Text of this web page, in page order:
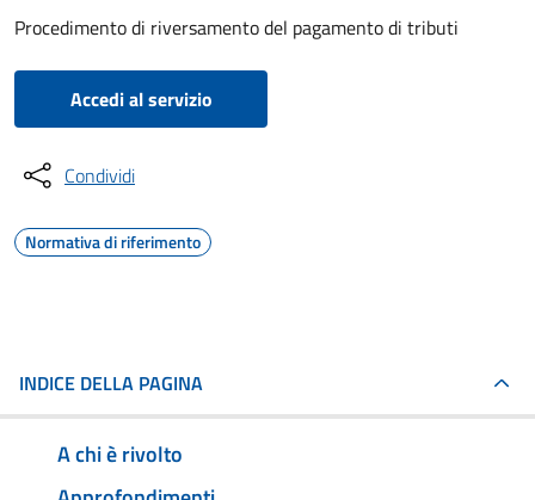
Procedimento di riversamento del pagamento di tributi
Accedi al servizio
Condividi
Normativa di riferimento
INDICE DELLA PAGINA
A chi è rivolto